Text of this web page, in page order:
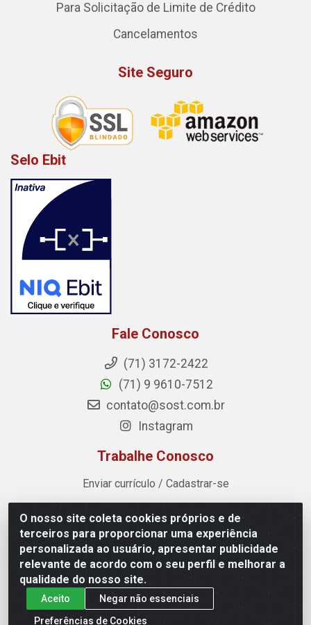
O nosso site coleta cookies próprios e de
terceiros para proporcionar uma experiência
personalizada ao usuário, apresentar publicidade
relevante de acordo com o seu perfil e melhorar a
qualidade do nosso site.
Aceito
Negar não essenciais
Preferências de Cookies
Para Solicitação de Limite de Crédito
Cancelamentos
Site Seguro
Selo Ebit
Fale Conosco
(71) 3172-2422
(71) 9 9610-7512
contato@sost.com.br
Instagram
Trabalhe Conosco
Enviar currículo / Cadastrar-se
Sost Distribuidora - Rua Cândido Rissut, 254 - Recreio
Ipitanga, Lauro de Freitas/BA - CEP 42.700-590 - CNPJ
07.041.307/0001-80